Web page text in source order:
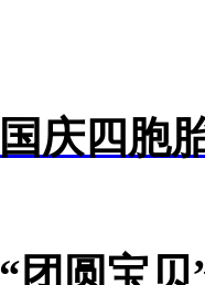
国庆四胞
“团圆宝